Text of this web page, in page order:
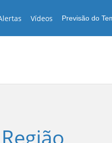
Vídeos Previsão do